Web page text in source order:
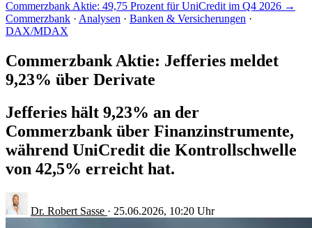
Commerzbank Aktie: 49,75 Prozent für UniCredit im Q4 2026 →
Commerzbank · Analysen · Banken & Versicherungen ·
DAX/MDAX
Commerzbank Aktie: Jefferies meldet
9,23% über Derivate
Jefferies hält 9,23% an der
Commerzbank über Finanzinstrumente,
während UniCredit die Kontrollschwelle
von 42,5% erreicht hat.
Dr. Robert Sasse · 25.06.2026, 10:20 Uhr